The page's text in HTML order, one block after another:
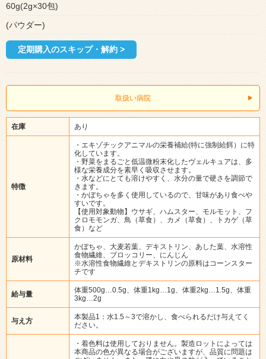
60g(2g×30包)
(パウダー)
定期購入のスキップ・解約 >
取扱い病院
在庫 あり
特徴
・エキゾチックアニマルの栄養補給(特に強制給餌）に特
化しています。
・野菜をまるごと低温微粉末化したヴェルキュアは、多
様な栄養成分を素早く吸収させます。
・水などにとても溶けやすく、水分の量で硬さを調節で
きます。
・かぼちゃを多く使用しているので、甘味があり食べや
すいです。
【使用対象動物】ウサギ、ハムスター、モルモット、フ
クロモモンガ、鳥（草食）、カメ（草食）、トカゲ（草
食）など
原材料
かぼちゃ、大麦若葉、デキストリン、あした葉、水溶性
食物繊維、ブロッコリー、にんじん
※水溶性食物繊維とデキストリンの原料はコーンスター
チです
給与量
体重500g…0.5g、体重1kg…1g、体重2kg…1.5g、体重
3kg…2g
与え方
本製品1：水1.5～3で溶かし、食べられるだけ与えてく
ださい。
・着色料は使用しておりません。製造ロットによっては
本商品の色が異なる場合がございますが、品質に問題は